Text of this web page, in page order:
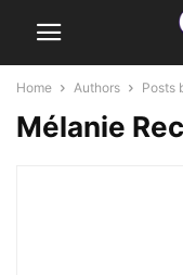
Home Authors Posts
Mélanie